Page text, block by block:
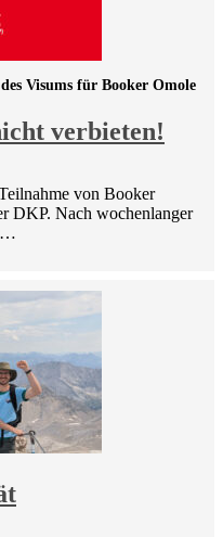
verbieten!
Visums für Booker Omole
von Booker
DKP. Nach wochenlanger